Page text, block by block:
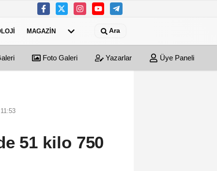
MAGAZIN Ara
Foto Galeri Yazarlar Üye Paneli
51 kilo 750